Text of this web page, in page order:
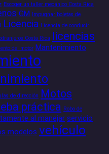
Escoger un taller mecánico Costa Rica
GM Impugnar boletas de
Licencia Licencia de conducir
Costa Rica licencias
del motor Mantenimiento
de dirección Motos
práctica Robo de
al manejar servicio
modelos vehículo